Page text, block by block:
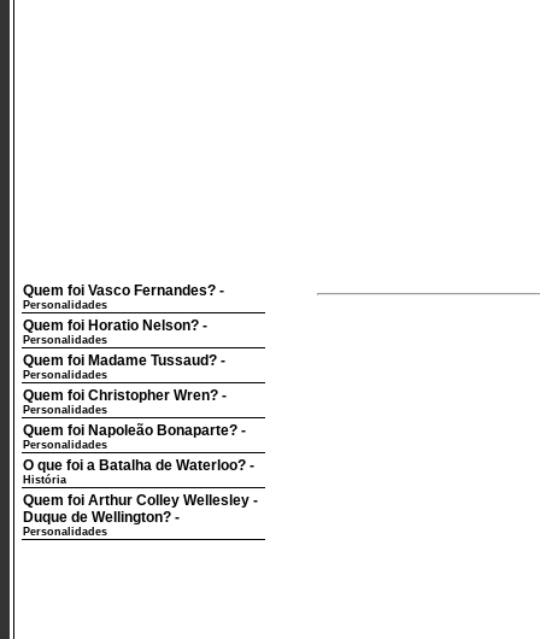
Quem foi Vasco Fernandes? -
Personalidades
Quem foi Horatio Nelson? -
Personalidades
Quem foi Madame Tussaud? -
Personalidades
Quem foi Christopher Wren? -
Personalidades
Quem foi Napoleão Bonaparte? -
Personalidades
O que foi a Batalha de Waterloo? -
História
Quem foi Arthur Colley Wellesley -
Duque de Wellington? -
Personalidades